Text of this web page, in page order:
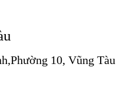
10, Vũng Tàu